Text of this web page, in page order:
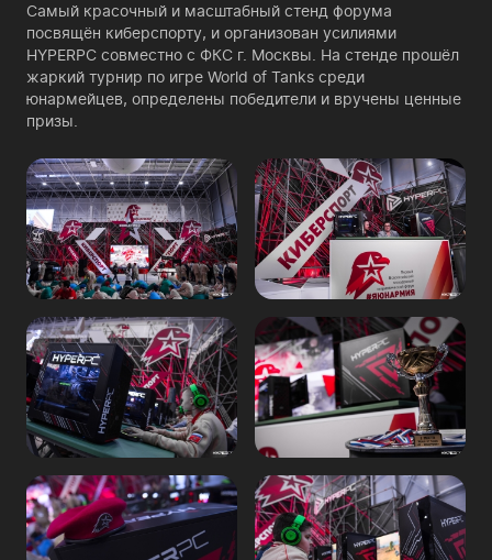
Самый красочный и масштабный стенд форума
посвящён киберспорту, и организован усилиями
HYPERPC совместно с ФКС г. Москвы. На стенде прошёл
жаркий турнир по игре World of Tanks среди
юнармейцев, определены победители и вручены ценные
призы.